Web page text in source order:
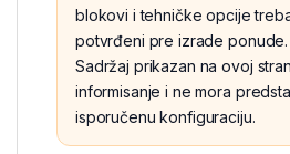
blokovi i tehničke opcije
potvrđeni pre izrade ponude.
Sadržaj prikazan na ovoj
informisanje i ne mora
isporučenu konfiguraciju.